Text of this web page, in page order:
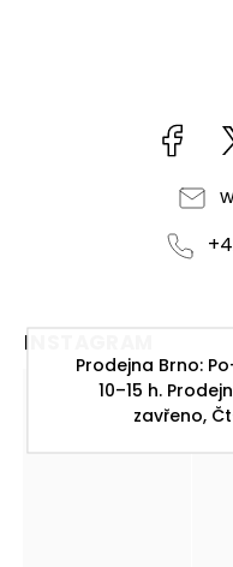
Prodejna Brno:
10–15 h.
zavřeno,
INSTAGRAM